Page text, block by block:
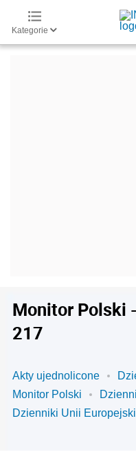
Kategorie
Monitor Polski
217
Akty ujednolicone
Monitor Polski
Dzienniki Unii